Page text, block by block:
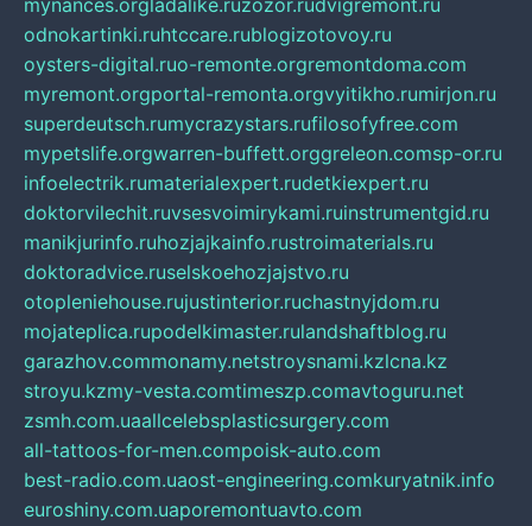
mynances.orgladalike.ruzozor.rudvigremont.ru
odnokartinki.ruhtccare.rublogizotovoy.ru
oysters-digital.ruo-remonte.orgremontdoma.com
myremont.orgportal-remonta.orgvyitikho.rumirjon.ru
superdeutsch.rumycrazystars.rufilosofyfree.com
mypetslife.orgwarren-buffett.orggreleon.comsp-or.ru
infoelectrik.rumaterialexpert.rudetkiexpert.ru
doktorvilechit.ruvsesvoimirykami.ruinstrumentgid.ru
manikjurinfo.ruhozjajkainfo.rustroimaterials.ru
doktoradvice.ruselskoehozjajstvo.ru
otopleniehouse.rujustinterior.ruchastnyjdom.ru
mojateplica.rupodelkimaster.rulandshaftblog.ru
garazhov.commonamy.netstroysnami.kzlcna.kz
stroyu.kzmy-vesta.comtimeszp.comavtoguru.net
zsmh.com.uaallcelebsplasticsurgery.com
all-tattoos-for-men.compoisk-auto.com
best-radio.com.uaost-engineering.comkuryatnik.info
euroshiny.com.uaporemontuavto.com